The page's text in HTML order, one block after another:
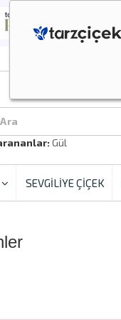
Güller
SEVGİLİYE ÇİÇEK